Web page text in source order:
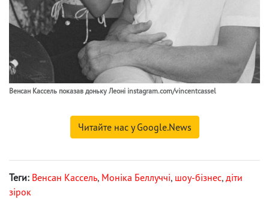
Венсан Кассель показав доньку Леоні instagram.com/vincentcassel
Читайте нас у Google.News
Теги: Венсан Кассель, Моніка Беллуччі, шоу-бізнес, діти
зірок